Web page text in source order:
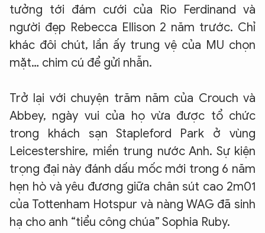
tưởng tới đám cưới của Rio Ferdinand và
người đẹp Rebecca Ellison 2 năm trước. Chỉ
khác đôi chút, lần ấy trung vệ của MU chọn
mặt… chim cú để gửi nhẫn.
Trở lại với chuyện trăm năm của Crouch và
Abbey, ngày vui của họ vừa được tổ chức
trong khách sạn Stapleford Park ở vùng
Leicestershire, miền trung nước Anh. Sự kiện
trọng đại này đánh dấu mốc mới trong 6 năm
hẹn hò và yêu đương giữa chân sút cao 2m01
của Tottenham Hotspur và nàng WAG đã sinh
hạ cho anh “tiểu công chúa” Sophia Ruby.